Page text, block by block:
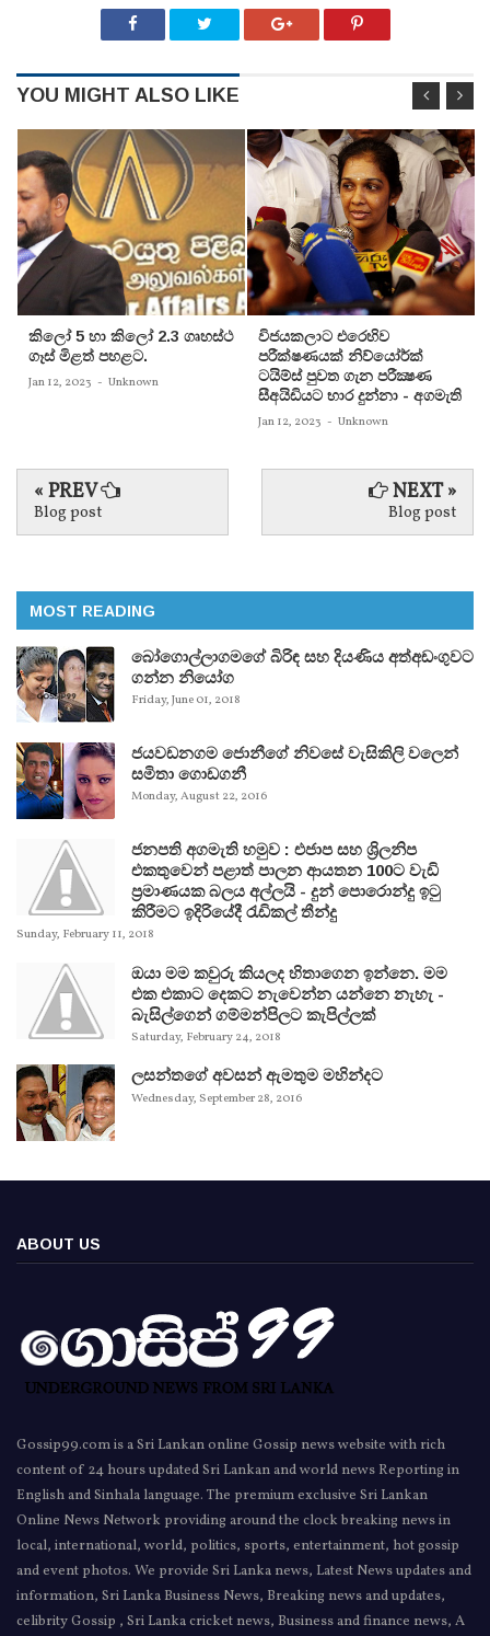
YOU MIGHT ALSO LIKE
කිලෝ 5 හා කිලෝ 2.3 ගෘහස්ථ
ගෑස් මිළත් පහළට.
Jan 12, 2023 - Unknown
විජයකලාට එරෙහිව
පරීක්‌ෂණයක්‌ නිව්යෝර්ක්‌
ටයිම්ස්‌ පුවත ගැන පරීක්‍ෂණ
සීඅයිඩියට භාර දුන්නා - අගමැති
Jan 12, 2023 - Unknown
« PREV
Blog post
NEXT »
Blog post
MOST READING
බෝගොල්ලාගමගේ බිරිඳ සහ දියණිය අත්අඩංගුවට
ගන්න නියෝග
Friday, June 01, 2018
ජයවඩනගම ජොනීගේ නිවසේ වැසිකිලි වලෙන්
සමිතා ගොඩගනී
Monday, August 22, 2016
ජනපති අගමැති හමුව : එජාප සහ ශ්‍රිලනිප
එකතුවෙන් පළාත් පාලන ආයතන 100ට වැඩි
ප්‍රමාණයක බලය අල්ලයි - දුන් පොරොන්දු ඉටු
කිරීමට ඉදිරියේදී රැඩිකල් තීන්දු
Sunday, February 11, 2018
ඔයා මම කවුරු කියලද හිතාගෙන ඉන්නෙ. මම
එක එකාට දෙකට නැවෙන්න යන්නෙ නැහැ -
බැසිල්ගෙන් ගම්මන්පිලට කැපිල්ලක්
Saturday, February 24, 2018
ලසන්තගේ අවසන් ඇමතුම මහින්දට
Wednesday, September 28, 2016
ABOUT US
Gossip99.com is a Sri Lankan online Gossip news website with rich
content of 24 hours updated Sri Lankan and world news Reporting in
English and Sinhala language. The premium exclusive Sri Lankan
Online News Network providing around the clock breaking news in
local, international, world, politics, sports, entertainment, hot gossip
and event photos. We provide Sri Lanka news, Latest News updates and
information, Sri Lanka Business News, Breaking news and updates,
celibrity Gossip , Sri Lanka cricket news, Business and finance news, A